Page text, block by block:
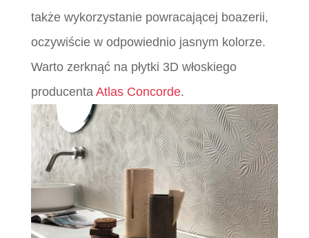
także wykorzystanie powracającej boazerii,
oczywiście w odpowiednio jasnym kolorze.
Warto zerknąć na płytki 3D włoskiego
producenta Atlas Concorde.